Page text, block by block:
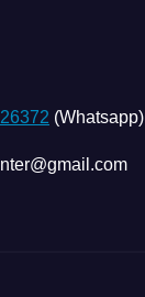
(Whatsapp)